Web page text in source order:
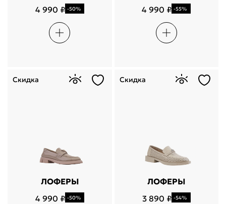
4 990 ₽ -50%
4 990 ₽ -55%
ЛОФЕРЫ
4 990 ₽ -50%
Скидка
ЛОФЕРЫ
3 890 ₽ -54%
Скидка